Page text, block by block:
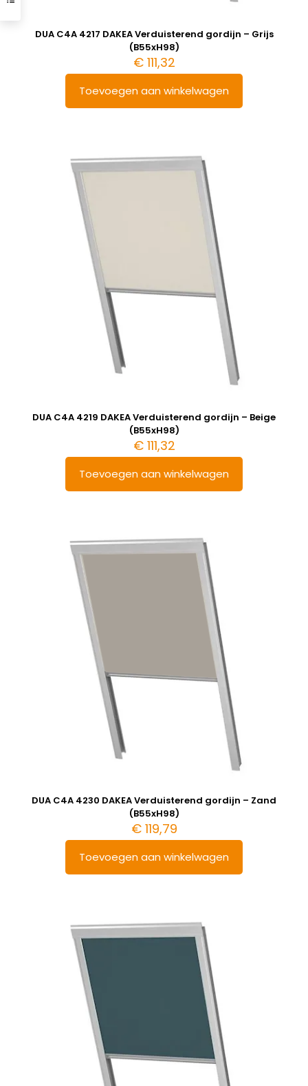
DUA C4A 4217 DAKEA Verduisterend gordijn – Grijs
(B55xH98)
€111,32
Toevoegen aan winkelwagen
DUA C4A 4219 DAKEA Verduisterend gordijn – Beige
(B55xH98)
€111,32
Toevoegen aan winkelwagen
DUA C4A 4230 DAKEA Verduisterend gordijn – Zand
(B55xH98)
€119,79
Toevoegen aan winkelwagen